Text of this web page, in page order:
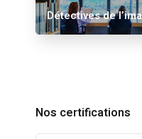
Détectives de
Nos certifications